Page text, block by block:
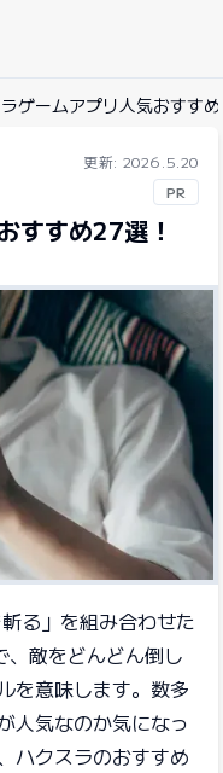
ゲームアプリ人気おすす
更新: 2026.5.20
PR
すすめ27選！
る」を組み合わせた
、敵をどんどん倒し
を意味します。数多
人気なのか気になっ
ハクスラのおすすめ